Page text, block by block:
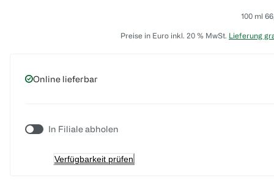
100 ml
Preise in Euro inkl. 20 % MwSt. Lieferung
Online lieferbar
In Filiale abholen
Verfügbarkeit prüfen